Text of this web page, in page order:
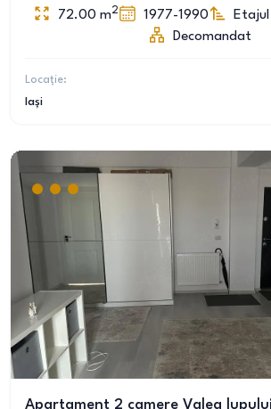
72.00 m2 1977-1990
Decomandat
Locație:
Iași
Apartament 2 camere Valea